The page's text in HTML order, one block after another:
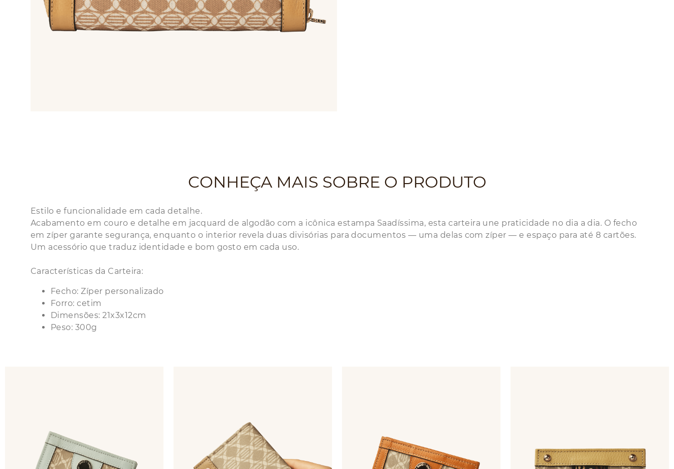
CONHEÇA MAIS SOBRE O PRODUTO
Estilo e funcionalidade em cada detalhe.
Acabamento em couro e detalhe em jacquard de algodão com a icônica estampa Saadíssima, esta carteira une praticidade no dia a dia. O fecho
em zíper garante segurança, enquanto o interior revela duas divisórias para documentos — uma delas com zíper — e espaço para até 8 cartões.
Um acessório que traduz identidade e bom gosto em cada uso.
Características da Carteira:
Fecho: Zíper personalizado
Forro: cetim
Dimensões: 21x3x12cm
Peso: 300g